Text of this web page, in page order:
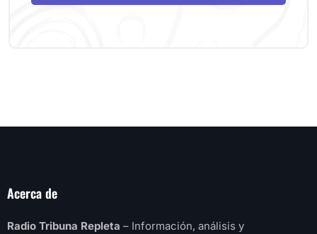
Acerca de
Radio Tribuna Repleta – Información, análisis y